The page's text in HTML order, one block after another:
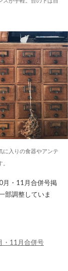
に入りの食器やアンテ
月・11月合併号掲
部調整していま
・11月合併号